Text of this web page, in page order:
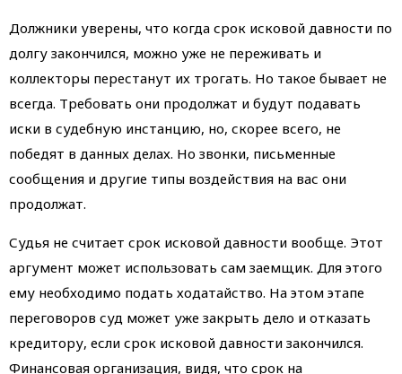
Должники уверены, что когда срок исковой давности по
долгу закончился, можно уже не переживать и
коллекторы перестанут их трогать. Но такое бывает не
всегда. Требовать они продолжат и будут подавать
иски в судебную инстанцию, но, скорее всего, не
победят в данных делах. Но звонки, письменные
сообщения и другие типы воздействия на вас они
продолжат.
Судья не считает срок исковой давности вообще. Этот
аргумент может использовать сам заемщик. Для этого
ему необходимо подать ходатайство. На этом этапе
переговоров суд может уже закрыть дело и отказать
кредитору, если срок исковой давности закончился.
Финансовая организация, видя, что срок на